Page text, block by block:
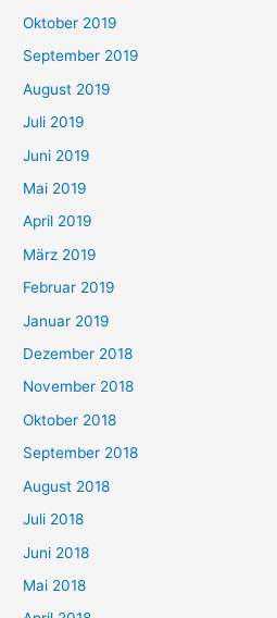
Oktober 2019
September 2019
August 2019
Juli 2019
Juni 2019
Mai 2019
April 2019
März 2019
Februar 2019
Januar 2019
Dezember 2018
November 2018
Oktober 2018
September 2018
August 2018
Juli 2018
Juni 2018
Mai 2018